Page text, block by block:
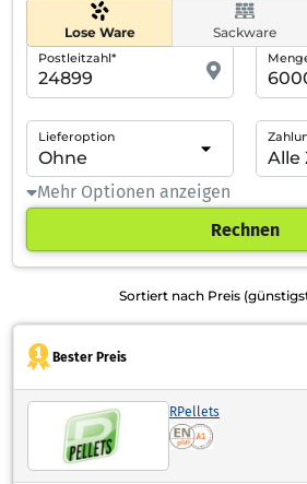
Lose Ware Sackware
Postleitzahl*
Lieferoption
Mehr Optionen anzeigen
Rechnen
Sortiert nach Preis
Bester Preis
RPellets